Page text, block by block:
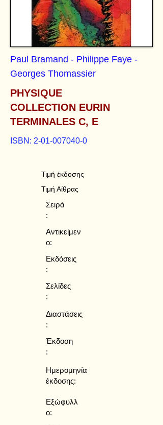
Paul Bramand - Philippe Faye -
Georges Thomassier
PHYSIQUE
COLLECTION EURIN
TERMINALES C, E
ISBN: 2-01-007040-0
Τιμή έκδοσης
Τιμή Αίθρας
Σειρά
:
Αντικείμεν
ο:
Εκδόσεις
:
Σελίδες
:
Διαστάσεις
:
Έκδοση
:
Ημερομηνία
έκδοσης:
Εξώφυλλ
ο: